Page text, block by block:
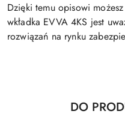
Dzięki temu opisowi
wkładka EVVA 4KS jest
rozwiązań na rynku
Pomiń karuzelę
Produkty
DO